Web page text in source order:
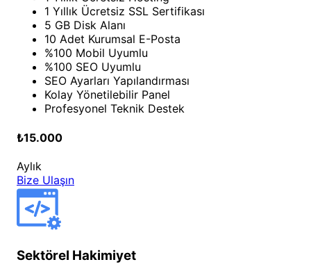
1 Yıllık Ücretsiz SSL Sertifikası
5 GB Disk Alanı
10 Adet Kurumsal E-Posta
%100 Mobil Uyumlu
%100 SEO Uyumlu
SEO Ayarları Yapılandırması
Kolay Yönetilebilir Panel
Profesyonel Teknik Destek
₺15.000
Aylık
Bize Ulaşın
Sektörel Hakimiyet